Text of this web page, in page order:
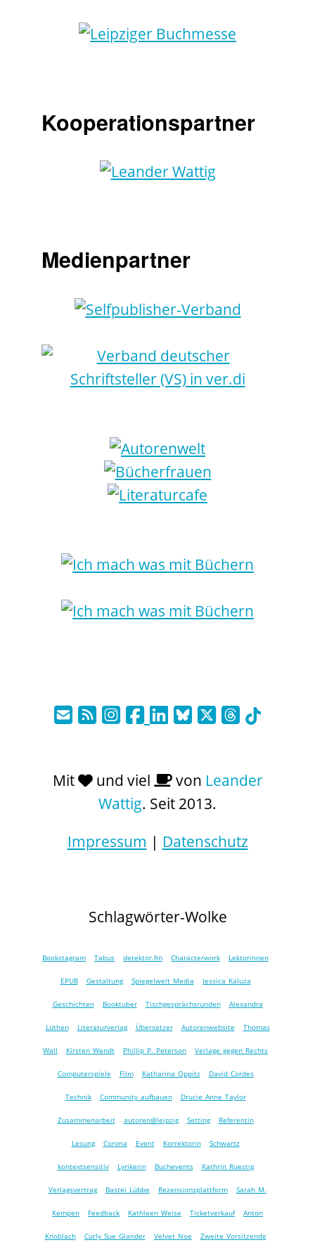
Kooperationspartner
Medienpartner
Mit und viel von Leander
Wattig. Seit 2013.
Impressum | Datenschutz
Schlagwörter-Wolke
Bookstagram Tabus detektor.fm Characterwork Lektorinnen
EPUB Gestaltung Spiegelwelt Media Jessica Kaluza
Geschichten Booktuber Tischgesprächsrunden Alexandra
Lüthen Literaturverlag Übersetzer Autorenwebsite Thomas
Wall Kirsten Wendt Phillip P. Peterson Verlage gegen Rechts
Computerspiele Film Katharina Oppitz David Cordes
Technik Community aufbauen Drucie Anne Taylor
Zusammenarbeit autoren@leipzig Setting Referentin
Lesung Corona Event Korrektorin Schwartz
kontextsensitiv Lyrikerin Buchevents Kathrin Ruestig
Verlagsvertrag Bastei Lübbe Rezensionsplattform Sarah M.
Kempen Feedback Kathleen Weise Ticketverkauf Anton
Knoblach Curly Sue Glander Velvet Noe Zweite Vorsitzende